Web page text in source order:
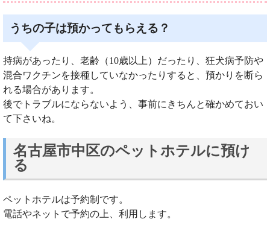
うちの子は預かってもらえる？
持病があったり、老齢（10歳以上）だったり、狂犬病予防や
混合ワクチンを接種していなかったりすると、預かりを断ら
れる場合があります。
後でトラブルにならないよう、事前にきちんと確かめておい
て下さいね。
名古屋市中区のペットホテルに預け
る
ペットホテルは予約制です。
電話やネットで予約の上、利用します。